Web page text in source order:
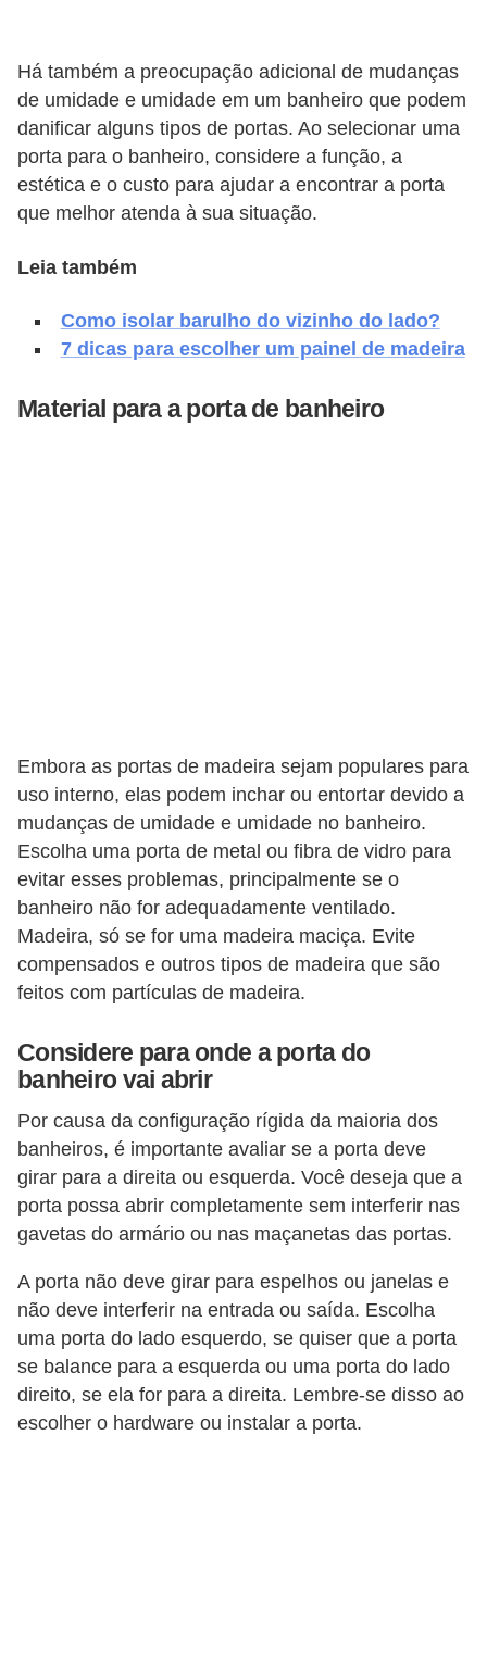
Há também a preocupação adicional de mudanças
de umidade e umidade em um banheiro que podem
danificar alguns tipos de portas. Ao selecionar uma
porta para o banheiro, considere a função, a
estética e o custo para ajudar a encontrar a porta
que melhor atenda à sua situação.
Leia também
Como isolar barulho do vizinho do lado?
7 dicas para escolher um painel de madeira
Material para a porta de banheiro
Embora as portas de madeira sejam populares para
uso interno, elas podem inchar ou entortar devido a
mudanças de umidade e umidade no banheiro.
Escolha uma porta de metal ou fibra de vidro para
evitar esses problemas, principalmente se o
banheiro não for adequadamente ventilado.
Madeira, só se for uma madeira maciça. Evite
compensados e outros tipos de madeira que são
feitos com partículas de madeira.
Considere para onde a porta do
banheiro vai abrir
Por causa da configuração rígida da maioria dos
banheiros, é importante avaliar se a porta deve
girar para a direita ou esquerda. Você deseja que a
porta possa abrir completamente sem interferir nas
gavetas do armário ou nas maçanetas das portas.
A porta não deve girar para espelhos ou janelas e
não deve interferir na entrada ou saída. Escolha
uma porta do lado esquerdo, se quiser que a porta
se balance para a esquerda ou uma porta do lado
direito, se ela for para a direita. Lembre-se disso ao
escolher o hardware ou instalar a porta.
e
l
C
o
n
t
r
e
c
o
r
a
ç
ã
o
i
a
s
p
a
a
s
u
a
c